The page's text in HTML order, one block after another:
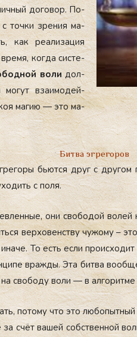
до­говор. По­
с точ­ки зре­ния ма­
как ре­али­зация
ког­да сис­те­
во­лидол­
мо­гут вза­имо­дей­
ма­гию — это ма­
Битва эгрегоров
бь­ют­ся друг с
с по­ля.
они сво­бодой
вер­хо­венс­тву чу­жому –
То есть ес­ли
враж­ды. Эта бит­ва
сво­боду во­ли — в ал­го­рит­ме
по­тому что это
счёт ва­шей собс­твен­ной